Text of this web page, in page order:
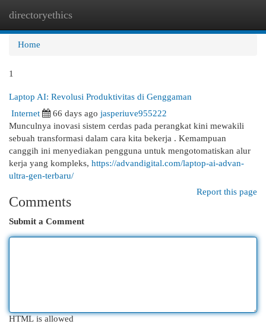
directoryethics
Home
1
Laptop AI: Revolusi Produktivitas di Genggaman
Internet
66 days ago jasperiuve955222
Munculnya inovasi sistem cerdas pada perangkat kini mewakili
sebuah transformasi dalam cara kita bekerja . Kemampuan
canggih ini menyediakan pengguna untuk mengotomatiskan alur
kerja yang kompleks, https://advandigital.com/laptop-ai-advan-
ultra-gen-terbaru/
Report this page
Comments
Submit a Comment
HTML is allowed